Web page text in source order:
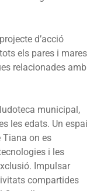
d’acció
els pares i mares
relacionades amb
municipal,
les edats. Un espai
Tiana on es
i les
Impulsar
compartides